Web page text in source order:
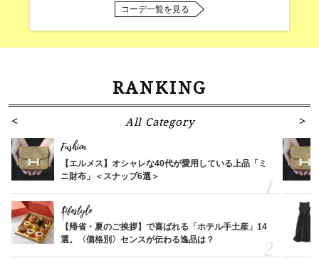
コーデ一覧を見る
RANKING
All Category
Fashion
【エルメス】オシャレな40代が愛用している上品「ミ
ニ財布」＜スナップ6選＞
Lifestyle
【帰省・夏のご挨拶】で喜ばれる「ホテル手土産」14
選。〈価格別〉センスが伝わる逸品は？